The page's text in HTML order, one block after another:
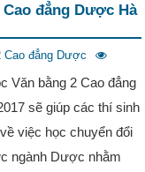
đẳng Dược Hà
Cao đẳng Dược
Văn bằng 2 Cao đẳng
sẽ giúp các thí sinh
việc học chuyển đổi
ngành Dược nhằm